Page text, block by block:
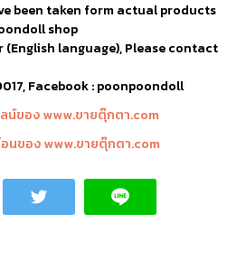
been taken form actual products
shop
language), Please contact
Facebook : poonpoondoll